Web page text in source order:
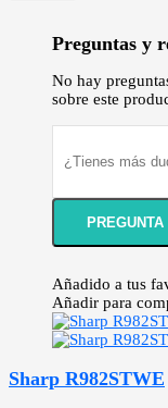
Preguntas y
No hay
sobre este
Añadido a tus
Añadir para
Sharp R982STWE